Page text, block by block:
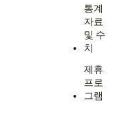
통계
자료
및 수
치
제휴
프로
그램